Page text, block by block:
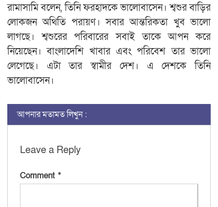
রামাসামি বলেন, তিনি ফরহাদকে ভালোবাসেন। শ্বশুর বাড়ির
লোকজন অথিতি পরায়ণ। সবার আন্তরিকতা খুব ভালো
লাগছে। শ্বশুরের পরিবারের সবাই তাকে আপন করে
নিয়েছেন। বাংলাদেশি খাবার এবং পরিবেশ তার ভালো
লেগেছে। এটা তার স্বামীর দেশ। এ দেশকে তিনি
ভালোবাসেন।
আপনার মতামত লিখুন :
Leave a Reply
Comment *